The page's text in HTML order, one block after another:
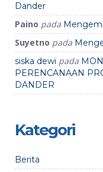
Dander
Paino pada
Suyetno pada
siska dewi pada
PERENCANAAN
DANDER
Kategori
Berita